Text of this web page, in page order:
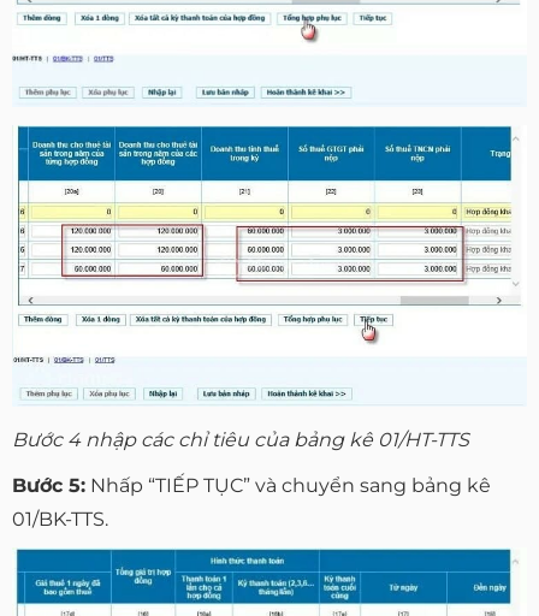
Bước 4 nhập các chỉ tiêu của bảng kê 01/HT-TTS
Bước 5: Nhấp “TIẾP TỤC” và chuyển sang bảng kê
01/BK-TTS.